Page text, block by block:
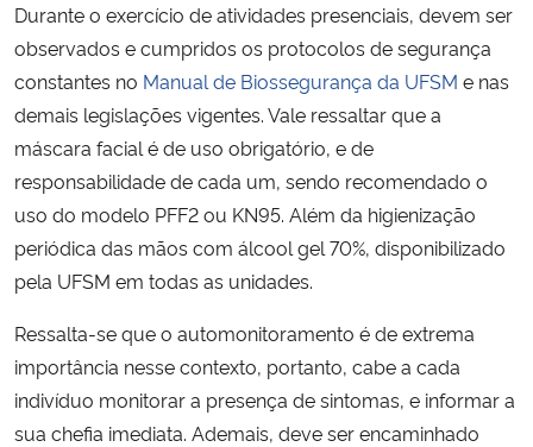
Durante o exercício de atividades presenciais, devem ser
observados e cumpridos os protocolos de segurança
constantes no Manual de Biossegurança da UFSM e nas
demais legislações vigentes. Vale ressaltar que a
máscara facial é de uso obrigatório, e de
responsabilidade de cada um, sendo recomendado o
uso do modelo PFF2 ou KN95. Além da higienização
periódica das mãos com álcool gel 70%, disponibilizado
pela UFSM em todas as unidades.
Ressalta-se que o automonitoramento é de extrema
importância nesse contexto, portanto, cabe a cada
indivíduo monitorar a presença de sintomas, e informar a
sua chefia imediata. Ademais, deve ser encaminhado